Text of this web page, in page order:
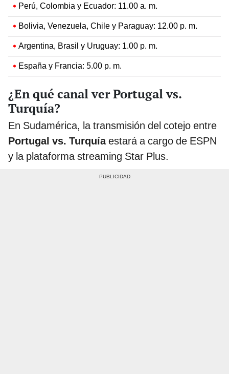
Perú, Colombia y Ecuador: 11.00 a. m.
Bolivia, Venezuela, Chile y Paraguay: 12.00 p. m.
Argentina, Brasil y Uruguay: 1.00 p. m.
España y Francia: 5.00 p. m.
¿En qué canal ver Portugal vs.
Turquía?
En Sudamérica, la transmisión del cotejo entre
Portugal vs. Turquíaestará a cargo de ESPN
y la plataforma streaming Star Plus.